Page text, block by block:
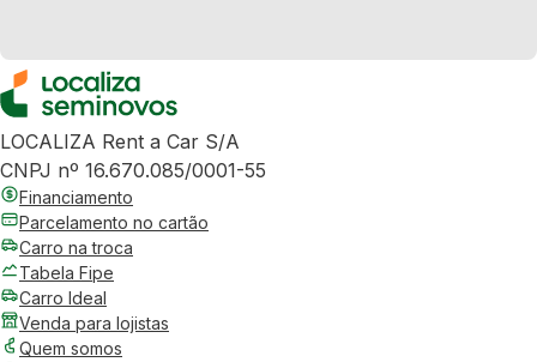
LOCALIZA Rent a Car S/A
CNPJ nº 16.670.085/0001-55
Financiamento
Parcelamento no cartão
Carro na troca
Tabela Fipe
Carro Ideal
Venda para lojistas
Quem somos